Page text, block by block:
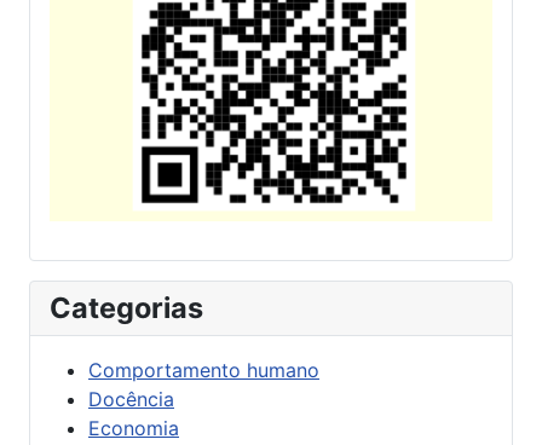
Categorias
Comportamento humano
Docência
Economia